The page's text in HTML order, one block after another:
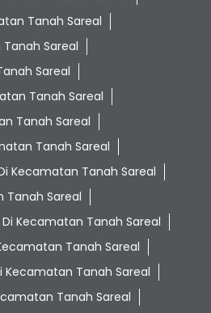
Tanah Sareal
Sareal
Sareal
Tanah Sareal
Tanah Sareal
Tanah Sareal
Kecamatan Tanah Sareal
Tanah Sareal
Kecamatan Tanah Sareal
Tanah Sareal
Kecamatan Tanah Sareal
Tanah Sareal